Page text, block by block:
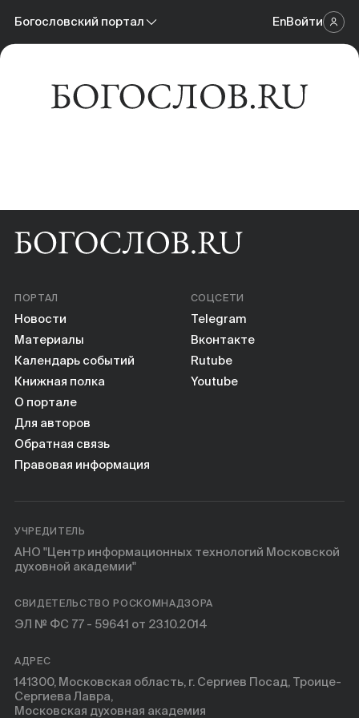
Богословский портал
Богословский портал
EnВойти
Новости
Научные инструменты
ПОРТАЛ
Новости
Материалы
Календарь событий
Книжная полка
О портале
Для авторов
Обратная связь
Правовая информация
СОЦСЕТИ
Telegram
Вконтакте
Rutube
Youtube
УЧРЕДИТЕЛЬ
АНО "Центр информационных технологий Московской
духовной академии"
СВИДЕТЕЛЬСТВО РОСКОМНАДЗОРА
ЭЛ № ФС 77 - 59641 от 23.10.2014
АДРЕС
141300, Московская область, г. Сергиев Посад, Троице-
Сергиева Лавра,
Московская духовная академия